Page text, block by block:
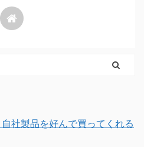
社製品を好んで買ってくれる